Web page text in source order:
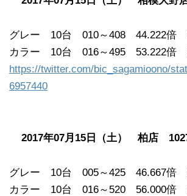
グレー 10台 010～408 44.222倍
カラー 10台 016～495 53.222倍
https://twitter.com/bic_sagamioono/
6957440
2017年07月15日（土） 柏店
グレー 10台 005～425 46.667倍
カラー 10台 016～520 56.000倍